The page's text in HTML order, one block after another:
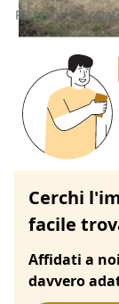
Ricerche
Cerchi
facile
Affidati a
davvero